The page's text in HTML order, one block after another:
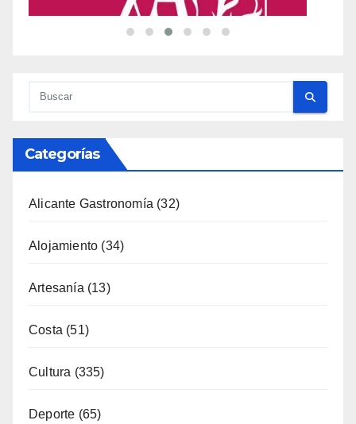
Categorías
Alicante Gastronomía
Alojamiento(34)
Artesanía(13)